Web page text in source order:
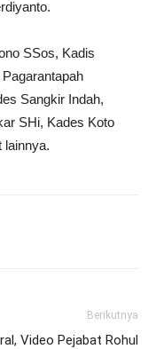
SSos, Kadis
Sangkir Indah,
SHi, Kades Koto
lainnya.
Berikutnya
Video Pejabat Rohul